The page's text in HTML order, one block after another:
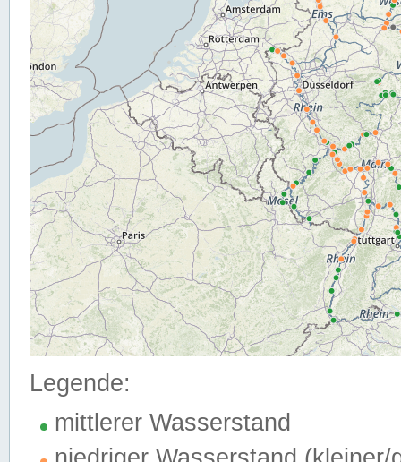
Legende:
mittlerer Wasserstand